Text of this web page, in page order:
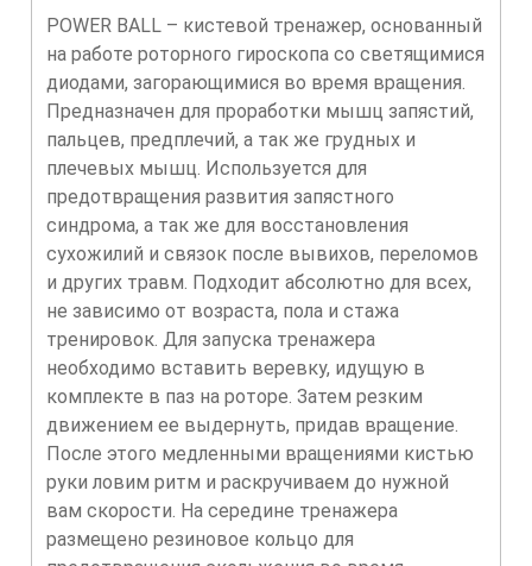
POWER BALL – кистевой тренажер, основанный
на работе роторного гироскопа со светящимися
диодами, загорающимися во время вращения.
Предназначен для проработки мышц запястий,
пальцев, предплечий, а так же грудных и
плечевых мышц. Используется для
предотвращения развития запястного
синдрома, а так же для восстановления
сухожилий и связок после вывихов, переломов
и других травм. Подходит абсолютно для всех,
не зависимо от возраста, пола и стажа
тренировок. Для запуска тренажера
необходимо вставить веревку, идущую в
комплекте в паз на роторе. Затем резким
движением ее выдернуть, придав вращение.
После этого медленными вращениями кистью
руки ловим ритм и раскручиваем до нужной
вам скорости. На середине тренажера
размещено резиновое кольцо для